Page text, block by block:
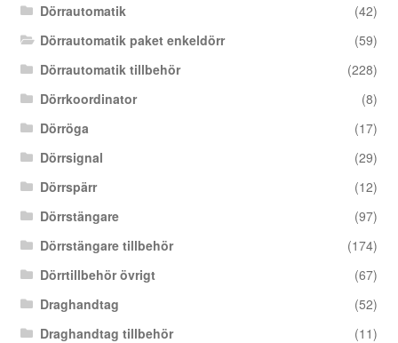
Dörrautomatik
(42)
Dörrautomatik paket enkeldörr
(59)
Dörrautomatik tillbehör
(228)
Dörrkoordinator
(8)
Dörröga
(17)
Dörrsignal
(29)
Dörrspärr
(12)
Dörrstängare
(97)
Dörrstängare tillbehör
(174)
Dörrtillbehör övrigt
(67)
Draghandtag
(52)
Draghandtag tillbehör
(11)